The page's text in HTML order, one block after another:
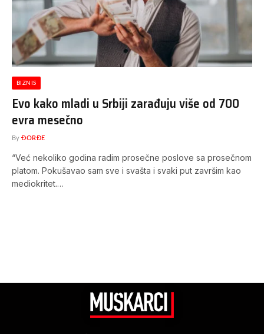
BIZNIS
Evo kako mladi u Srbiji zarađuju više od 700
evra mesečno
By ĐORĐE
“Već nekoliko godina radim prosečne poslove sa prosečnom
platom. Pokušavao sam sve i svašta i svaki put završim kao
mediokritet.…